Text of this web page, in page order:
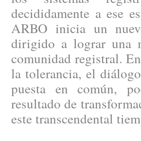
decididamente a ese
ARBO inicia un
dirigido a lograr una
comunidad registral.
la tolerancia, el
puesta en común,
resultado de
este transcendental